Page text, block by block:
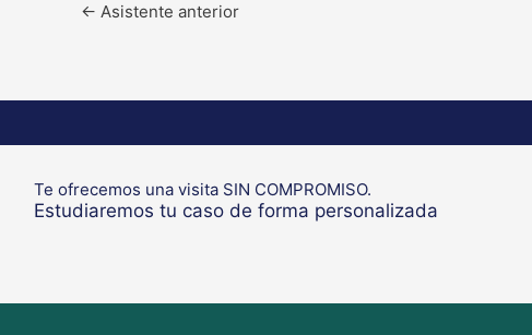
← Asistente anterior
Te ofrecemos una visita SIN COMPROMISO.
Estudiaremos tu caso de forma personalizada